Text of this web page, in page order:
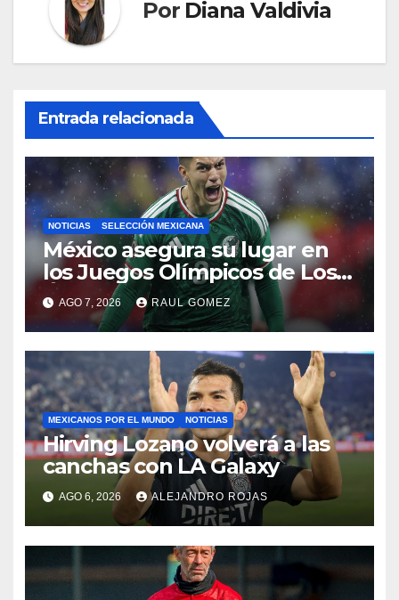
Por Diana Valdivia
Entrada relacionada
NOTICIAS SELECCIÓN MEXICANA
México asegura su lugar en
los Juegos Olímpicos de Los
Ángeles 2028
AGO 7, 2026 RAUL GOMEZ
MEXICANOS POR EL MUNDO NOTICIAS
Hirving Lozano volverá a las
canchas con LA Galaxy
AGO 6, 2026 ALEJANDRO ROJAS